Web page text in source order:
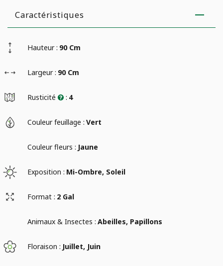
Caractéristiques
Hauteur : 90 Cm
Largeur : 90 Cm
Rusticité : 4
Couleur feuillage : Vert
Couleur fleurs : Jaune
Exposition : Mi-Ombre, Soleil
Format : 2 Gal
Animaux & Insectes : Abeilles, Papillons
Floraison : Juillet, Juin